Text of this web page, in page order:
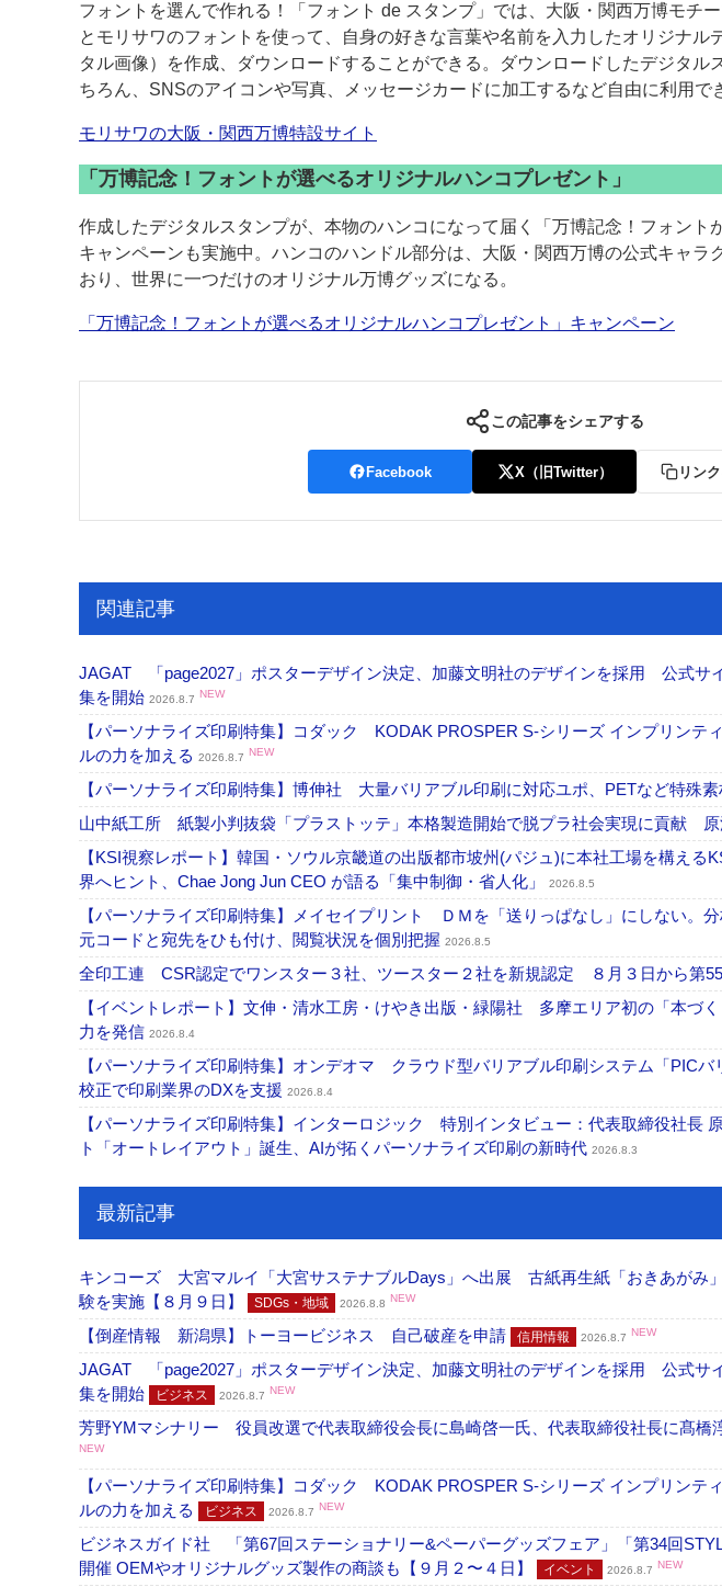
フォントを選んで作れる！「フォント de スタンプ」では、大阪・関西万博モチ
とモリサワのフォントを使って、自身の好きな言葉や名前を入力したオリジナル
タル画像）を作成、ダウンロードすることができる。ダウンロードしたデジタル
ちろん、SNSのアイコンや写真、メッセージカードに加工するなど自由に利用で
モリサワの大阪・関西万博特設サイト
「万博記念！フォントが選べるオリジナルハンコプレゼント」
作成したデジタルスタンプが、本物のハンコになって届く「万博記念！フォント
キャンペーンも実施中。ハンコのハンドル部分は、大阪・関西万博の公式キャラ
おり、世界に一つだけのオリジナル万博グッズになる。
「万博記念！フォントが選べるオリジナルハンコプレゼント」キャンペーン
この記事をシェアする
Facebook X（旧Twitter） リン
関連記事
JAGAT 「page2027」ポスターデザイン決定、加藤文明社のデザインを採用 公式サ
集を開始 2026.8.7 NEW
【パーソナライズ印刷特集】コダック KODAK PROSPER S-シリーズ インプリン
ルの力を加える 2026.8.7 NEW
【パーソナライズ印刷特集】博伸社 大量バリアブル印刷に対応ユポ、PETなど特殊
山中紙工所 紙製小判抜袋「プラストッテ」本格製造開始で脱プラ社会実現に貢献 原
【KSI視察レポート】韓国・ソウル京畿道の出版都市坡州(パジュ)に本社工場を構え
界へヒント、Chae Jong Jun CEO が語る「集中制御・省人化」
2026.8.5
【パーソナライズ印刷特集】メイセイプリント ＤＭを「送りっぱなし」にしない。
元コードと宛先をひも付け、閲覧状況を個別把握 2026.8.5
全印工連 CSR認定でワンスター３社、ツースター２社を新規認定 ８月３日から第
【イベントレポート】文伸・清水工房・けやき出版・緑陽社 多摩エリア初の「本づ
力を発信 2026.8.4
【パーソナライズ印刷特集】オンデオマ クラウド型バリアブル印刷システム「PIC
校正で印刷業界のDXを支援 2026.8.4
【パーソナライズ印刷特集】インターロジック 特別インタビュー：代表取締役社長
ト「オートレイアウト」誕生、AIが拓くパーソナライズ印刷の新時代 2026.8.3
最新記事
キンコーズ 大宮マルイ「大宮サステナブルDays」へ出展 古紙再生紙「おきあがみ
験を実施【８月９日】
SDGs・地域 2026.8.8 NEW
【倒産情報 新潟県】トーヨービジネス 自己破産を申請 信用情報 2026.8.7 NEW
JAGAT 「page2027」ポスターデザイン決定、加藤文明社のデザインを採用 公式サ
集を開始
ビジネス 2026.8.7 NEW
芳野YMマシナリー 役員改選で代表取締役会長に島崎啓一氏、代表取締役社長に髙橋
NEW
【パーソナライズ印刷特集】コダック KODAK PROSPER S-シリーズ インプリン
ルの力を加える
ビジネス 2026.8.7 NEW
ビジネスガイド社 「第67回ステーショナリー&ペーパーグッズフェア」「第34回
開催 OEMやオリジナルグッズ製作の商談も【９月２〜４日】
イベント 2026.8.7 NEW